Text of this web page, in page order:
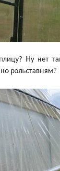
Ну
рольставням?